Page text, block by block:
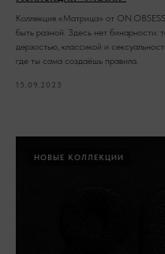
Коллекция «Матрица» от
быть разной. Здесь нет бинарности:
дерзостью, классикой и
где ты сама создаёшь правила.
15.09.2025
НОВЫЕ КОЛЛЕКЦИИ